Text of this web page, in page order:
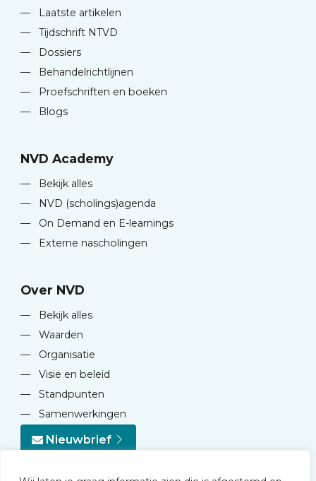
—
Laatste artikelen
—
Tijdschrift NTVD
—
Dossiers
—
Behandelrichtlijnen
—
Proefschriften en boeken
—
Blogs
NVD Academy
—
Bekijk alles
—
NVD (scholings)agenda
—
On Demand en E-learnings
—
Externe nascholingen
Over NVD
—
Bekijk alles
—
Waarden
—
Organisatie
—
Visie en beleid
—
Standpunten
—
Samenwerkingen
Nieuwbrief